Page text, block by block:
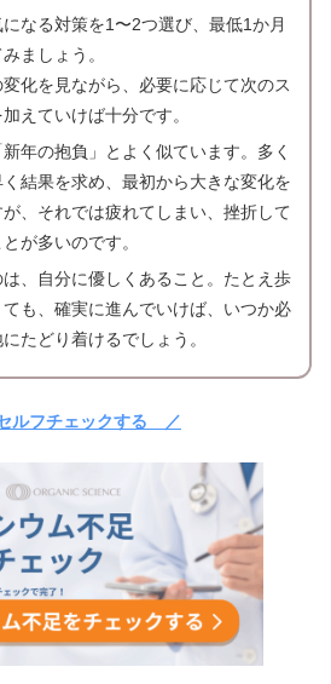
になる対策を1〜2つ選び、最低1か月
ましょう。
変化を見ながら、必要に応じて次のス
えていけば十分です。
年の抱負」とよく似ています。多く
結果を求め、最初から大きな変化を
、それでは疲れてしまい、挫折して
が多いのです。
は、自分に優しくあること。たとえ歩
も、確実に進んでいけば、いつか必
たどり着けるでしょう。
ルフチェックする ／